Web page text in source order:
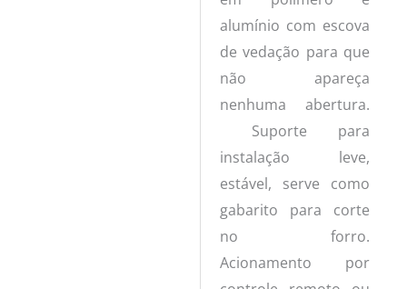
alumínio com escova
de vedação para que
não apareça
nenhuma abertura.
Suporte para
instalação leve,
estável, serve como
gabarito para corte
no forro.
Acionamento por